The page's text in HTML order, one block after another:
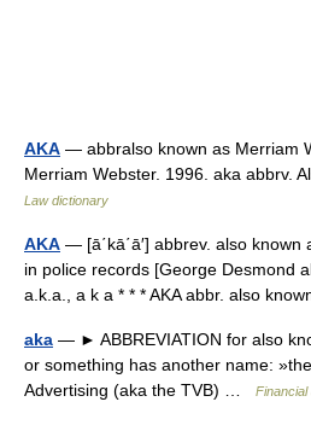
AKA — abbralso known as Merriam
Merriam Webster. 1996. aka abbrv.
Law dictionary
AKA — [ā΄kā΄ā′] abbrev. also
in police records [George Desmond
a.k.a., a k a * * * AKA abbr. also
aka — ► ABBREVIATION for also
or something has another name:
Advertising (aka the TVB) …